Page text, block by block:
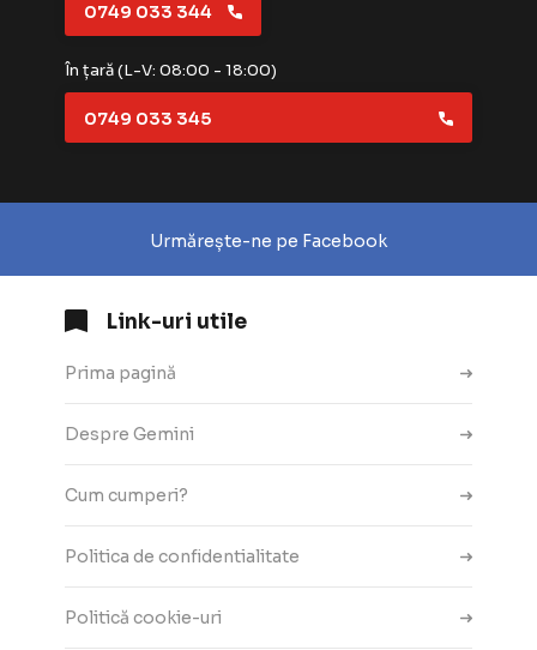
0749 033 344
În țară (L-V: 08:00 - 18:00)
0749 033 345
Urmărește-ne pe Facebook
Link-uri utile
Prima pagină
Despre Gemini
Cum cumperi?
Politica de confidentialitate
Politică cookie-uri